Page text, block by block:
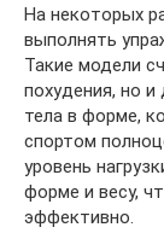
На некоторых
выполнять
Такие модели
похудения, но
тела в форме,
спортом
уровень
форме и весу,
эффективно.